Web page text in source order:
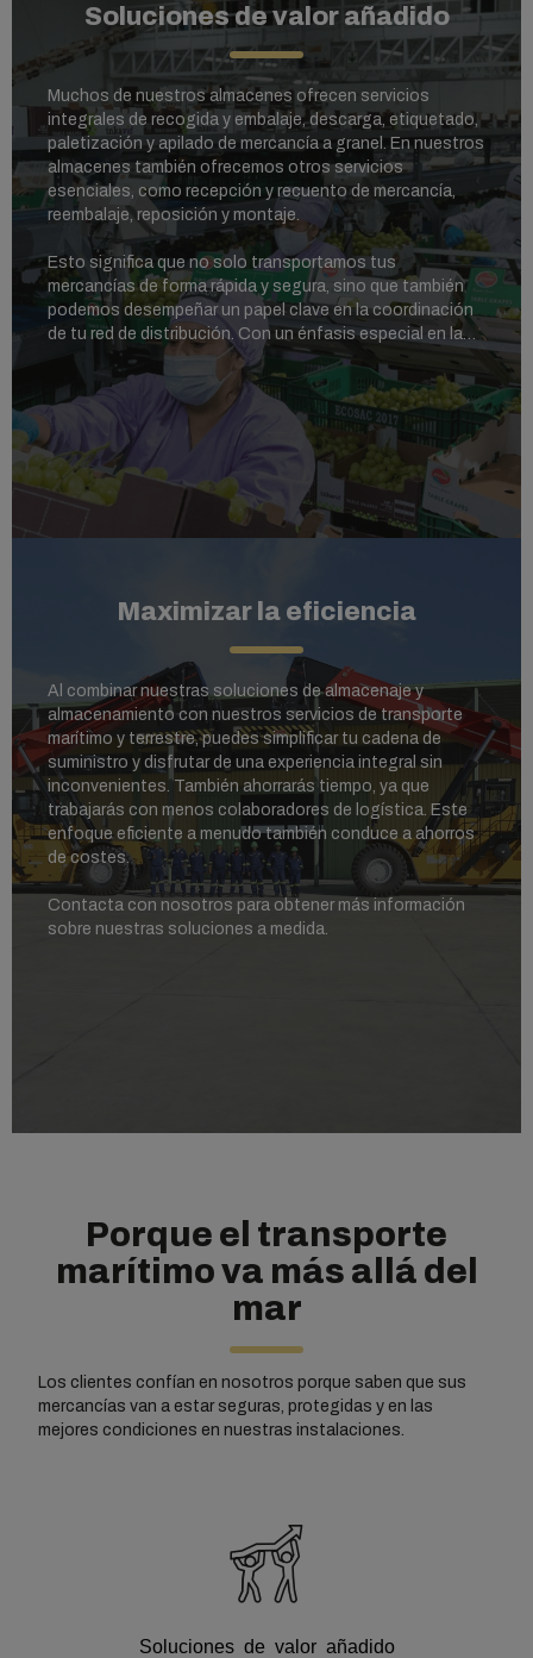
Soluciones de valor añadido
Muchos de nuestros almacenes ofrecen servicios
integrales de recogida y embalaje, descarga, etiquetado,
paletización y apilado de mercancía a granel. En nuestros
almacenes también ofrecemos otros servicios
esenciales, como recepción y recuento de mercancía,
reembalaje, reposición y montaje.
Esto significa que no solo transportamos tus
mercancías de forma rápida y segura, sino que también
podemos desempeñar un papel clave en la coordinación
de tu red de distribución. Con un énfasis especial en la
atención al cliente, nuestros expertos elaborarán una
solución personalizada en función de cuándo y cómo
deseas expandir tus mercancías.
Maximizar la eficiencia
Al combinar nuestras soluciones de almacenaje y
almacenamiento con nuestros servicios de transporte
marítimo y terrestre, puedes simplificar tu cadena de
suministro y disfrutar de una experiencia integral sin
inconvenientes. También ahorrarás tiempo, ya que
trabajarás con menos colaboradores de logística. Este
enfoque eficiente a menudo también conduce a ahorros
de costes.
Contacta con nosotros para obtener más información
sobre nuestras soluciones a medida.
Porque el transporte
marítimo va más allá del
mar
Los clientes confían en nosotros porque saben que sus
mercancías van a estar seguras, protegidas y en las
mejores condiciones en nuestras instalaciones.
Soluciones de valor añadido